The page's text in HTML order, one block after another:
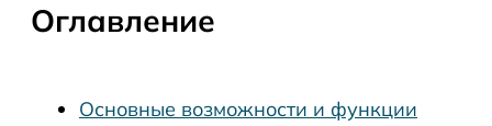
Оглавление
Основные возможности и функции